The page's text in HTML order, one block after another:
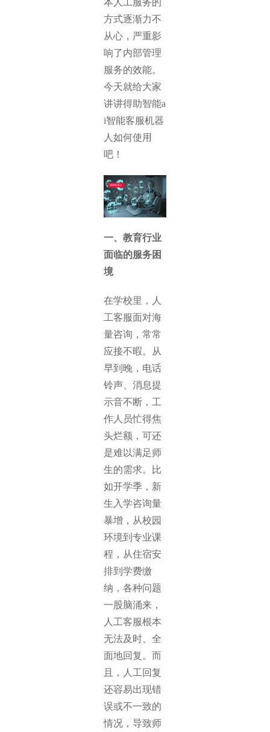
本人工服务的
方式逐渐力不
从心，严重影
响了内部管理
服务的效能。
今天就给大家
讲讲得助智能a
i智能客服机器
人如何使用
吧！
一、教育行业
面临的服务困
境
在学校里，人
工客服面对海
量咨询，常常
应接不暇。从
早到晚，电话
铃声、消息提
示音不断，工
作人员忙得焦
头烂额，可还
是难以满足师
生的需求。比
如开学季，新
生入学咨询量
暴增，从校园
环境到专业课
程，从住宿安
排到学费缴
纳，各种问题
一股脑涌来，
人工客服根本
无法及时、全
面地回复。而
且，人工回复
还容易出现错
误或不一致的
情况，导致师